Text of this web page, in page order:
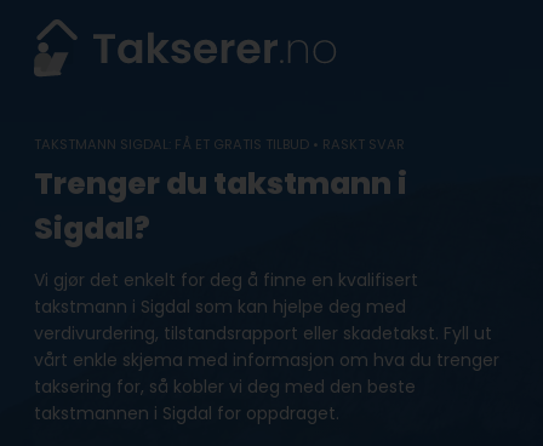
content
TAKSTMANN SIGDAL: FÅ ET GRATIS TILBUD • RASKT SVAR
Trenger du takstmann i
Sigdal?
Vi gjør det enkelt for deg å finne en kvalifisert
takstmann i Sigdal som kan hjelpe deg med
verdivurdering, tilstandsrapport eller skadetakst. Fyll ut
vårt enkle skjema med informasjon om hva du trenger
taksering for, så kobler vi deg med den beste
takstmannen i Sigdal for oppdraget.